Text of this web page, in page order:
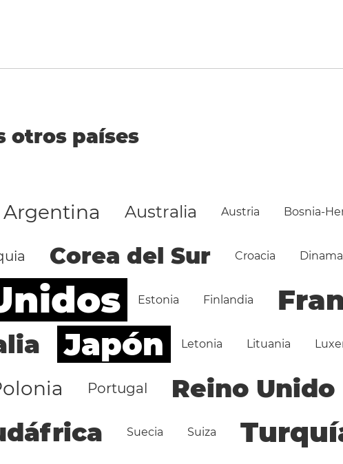
otros países
Argentina Australia Austria Bosnia-
Corea del Sur Croacia
Estonia Finlandia
Japón Letonia Lituania
Portugal Reino Unido
Suecia Suiza